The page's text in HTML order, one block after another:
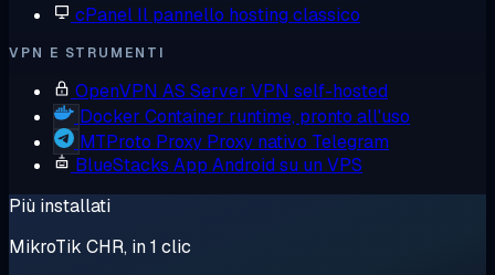
cPanel Il pannello hosting classico
VPN E STRUMENTI
OpenVPN AS Server VPN self-hosted
Docker Container runtime, pronto all'uso
MTProto Proxy Proxy nativo Telegram
BlueStacks App Android su un VPS
Più installati
MikroTik CHR, in 1 clic